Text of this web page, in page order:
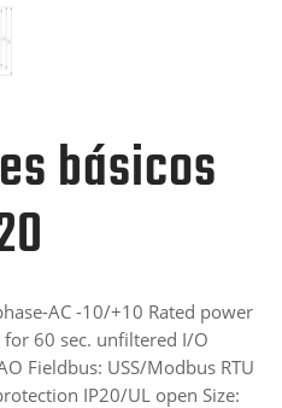
básicos
AC -10/+10 Rated power
60 sec. unfiltered I/O
Fieldbus: USS/Modbus RTU
IP20/UL open Size: